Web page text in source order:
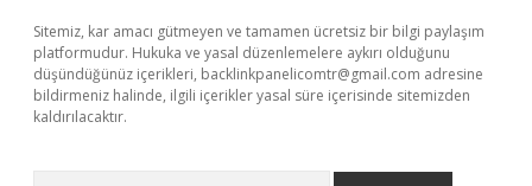
Sitemiz, kar amacı gütmeyen ve tamamen ücretsiz bir bilgi paylaşım
platformudur. Hukuka ve yasal düzenlemelere aykırı olduğunu
düşündüğünüz içerikleri, backlinkpanelicomtr@gmail.com adresine
bildirmeniz halinde, ilgili içerikler yasal süre içerisinde sitemizden
kaldırılacaktır.